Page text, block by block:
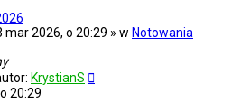
mar 2026, o 20:29 » w Notowania
KrystianS
20:29